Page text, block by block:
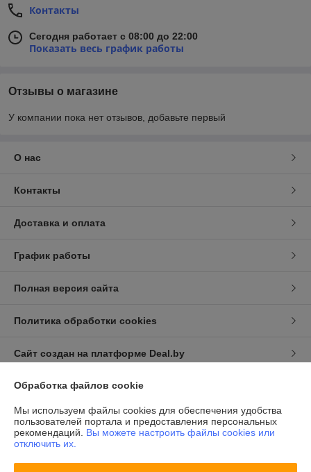
Контакты
Сегодня работает с 08:00 до 22:00
Показать весь график работы
Отзывы о магазине
У компании пока нет отзывов, добавьте первый
О нас
Контакты
Доставка и оплата
График работы
Полная версия сайта
Политика обработки cookies
Сайт создан на платформе Deal.by
Индивидуальный предприниматель:ИП Халявко Владимир
Анатольевич
220141, г. Минск, ул. Ф. Скорины 37-72
Регистрационный номер ЕГР: 193207107
Обработка файлов cookie
Мы используем файлы cookies для обеспечения удобства
пользователей портала и предоставления персональных
рекомендаций. Вы можете настроить файлы cookies или
отключить их.